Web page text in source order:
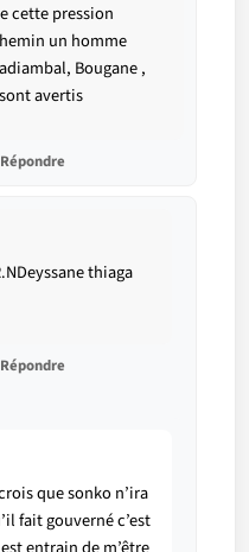
cette pression
un homme
Bougane ,
avertis
Répondre
thiaga
Répondre
que sonko n’ira
fait gouverné c’est